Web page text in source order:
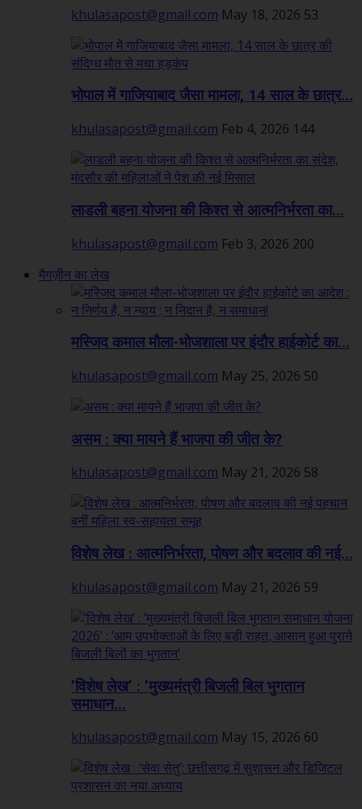
khulasapost@gmail.com May 18, 2026 53
भोपाल में गाजियाबाद जैसा मामला, 14 साल के छात्र...
khulasapost@gmail.com Feb 4, 2026 144
लाडली बहना योजना की किश्त से आत्मनिर्भरता का...
khulasapost@gmail.com Feb 3, 2026 200
मैगज़ीन का लेख
मस्जिद कमाल मौला-भोजशाला पर इंदौर हाईकोर्ट का...
khulasapost@gmail.com May 25, 2026 50
असम : क्या मायने हैं भाजपा की जीत के?
khulasapost@gmail.com May 21, 2026 58
विशेष लेख : आत्मनिर्भरता, पोषण और बदलाव की नई...
khulasapost@gmail.com May 21, 2026 59
’विशेष लेख’ : ’मुख्यमंत्री बिजली बिल भुगतान
समाधान...
khulasapost@gmail.com May 15, 2026 60